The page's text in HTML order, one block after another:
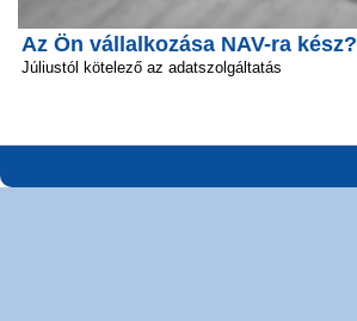
Az Ön vállalkozása NAV-ra kész?
Júliustól kötelező az adatszolgáltatás